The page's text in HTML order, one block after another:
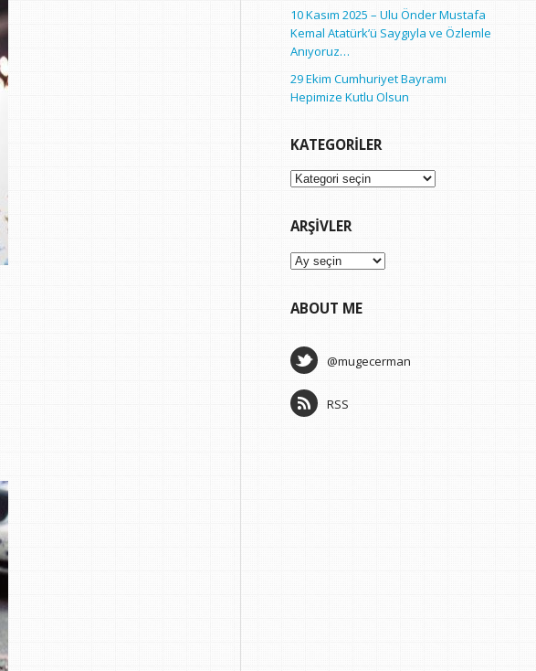
10 Kasım 2025 – Ulu Önder Mustafa
Kemal Atatürk’ü Saygıyla ve Özlemle
Anıyoruz…
29 Ekim Cumhuriyet Bayramı
Hepimize Kutlu Olsun
KATEGORILER
Kategoriler
ARŞIVLER
Arşivler
ABOUT ME
@mugecerman
RSS